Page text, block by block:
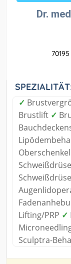
Dr.
✓
Brustlift ✓
Lifting/PRP ✓
Sculptra-